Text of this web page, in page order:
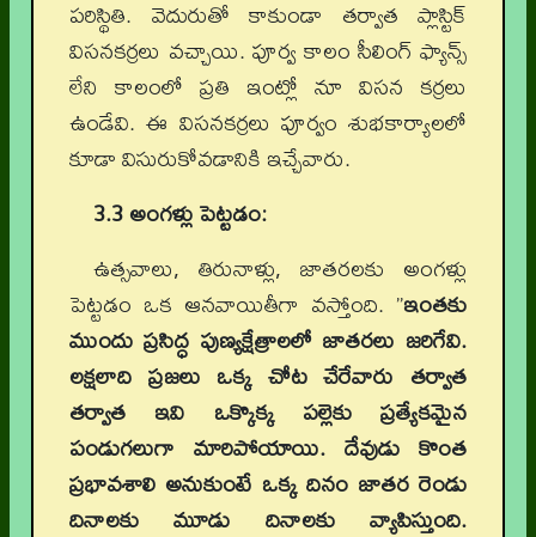
పరిస్థితి. వెదురుతో కాకుండా తర్వాత ప్లాస్టిక్
విసనకర్రలు వచ్చాయి. పూర్వ కాలం సీలింగ్ ఫ్యాన్స్
లేని కాలంలో ప్రతి ఇంట్లో నూ విసన కర్రలు
ఉండేవి. ఈ విసనకర్రలు పూర్వం శుభకార్యాలలో
కూడా విసురుకోవడానికి ఇచ్చేవారు.
3.3 అంగళ్లు పెట్టడం:
ఉత్సవాలు, తిరునాళ్లు, జాతరలకు అంగళ్లు
పెట్టడం ఒక ఆనవాయితీగా వస్తోంది. ”ఇంతకు
ముందు ప్రసిద్ధ పుణ్యక్షేత్రాలలో జాతరలు జరిగేవి.
లక్షలాది ప్రజలు ఒక్క చోట చేరేవారు తర్వాత
తర్వాత ఇవి ఒక్కొక్క పల్లెకు ప్రత్యేకమైన
పండుగలుగా మారిపోయాయి. దేవుడు కొంత
ప్రభావశాలి అనుకుంటే ఒక్క దినం జాతర రెండు
దినాలకు మూడు దినాలకు వ్యాపిస్తుంది.